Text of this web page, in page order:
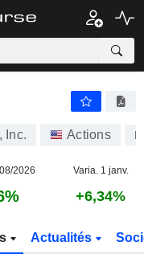
Inc. Actions
2026 Varia. 1 janv.
+6,34%
Actualités